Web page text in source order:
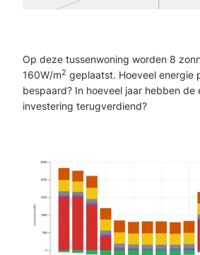
Op deze tussenwoning worden 8
160W/m2 geplaatst. Hoeveel energie
bespaard? In hoeveel jaar hebben de
investering terugverdiend?